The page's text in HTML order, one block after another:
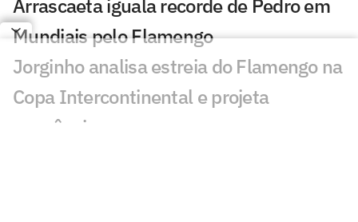
Arrascaeta iguala recorde de Pedro em
Mundiais pelo Flamengo
Jorginho analisa estreia do Flamengo na
Copa Intercontinental e projeta
sequência